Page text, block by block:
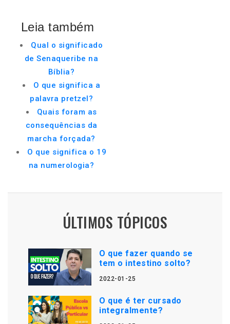
Leia também
Qual o significado
de Senaqueribe na
Bíblia?
O que significa a
palavra pretzel?
Quais foram as
consequências da
marcha forçada?
O que significa o 19
na numerologia?
ÚLTIMOS TÓPICOS
O que fazer quando se
tem o intestino solto?
2022-01-25
O que é ter cursado
integralmente?